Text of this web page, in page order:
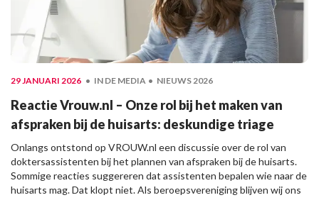
29 JANUARI 2026 IN DE MEDIA NIEUWS 2026
Reactie Vrouw.nl – Onze rol bij het maken van
afspraken bij de huisarts: deskundige triage
Onlangs ontstond op VROUW.nl een discussie over de rol van
doktersassistenten bij het plannen van afspraken bij de huisarts.
Sommige reacties suggereren dat assistenten bepalen wie naar de
huisarts mag. Dat klopt niet. Als beroepsvereniging blijven wij ons